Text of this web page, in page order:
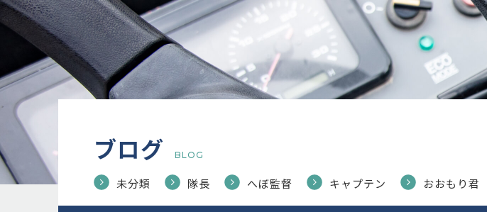
ブログ BLOG
未分類 隊長 へぼ監督 キャプテン おおもり君